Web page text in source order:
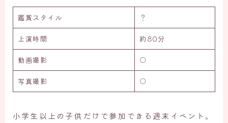
鑑賞スタイル ？
上演時間 約80分
動画撮影 ○
写真撮影 ○
小学生以上の子供だけで参加できる週末イベント。